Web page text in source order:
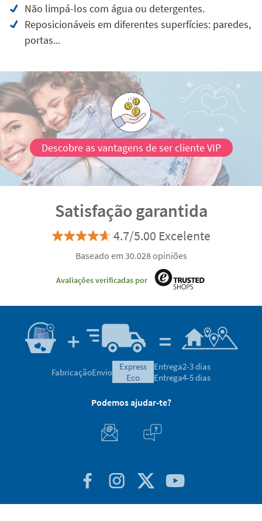
Não limpá-los com água ou detergentes.
Reposicionáveis em diferentes superfícies: paredes,
portas...
Descobre as vantagens de ser cliente VIP
Satisfação garantida
4.7/5.00 Excelente
Baseado em 30.028 opiniões
Avaliações verificadas por
FabricaçãoEnvio
express
eco
Entrega2-3 dias
Entrega4-5 dias
Podemos ajudar-te?